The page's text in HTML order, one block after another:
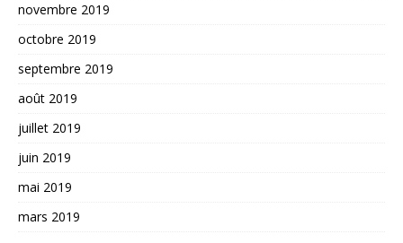
novembre 2019
octobre 2019
septembre 2019
août 2019
juillet 2019
juin 2019
mai 2019
mars 2019